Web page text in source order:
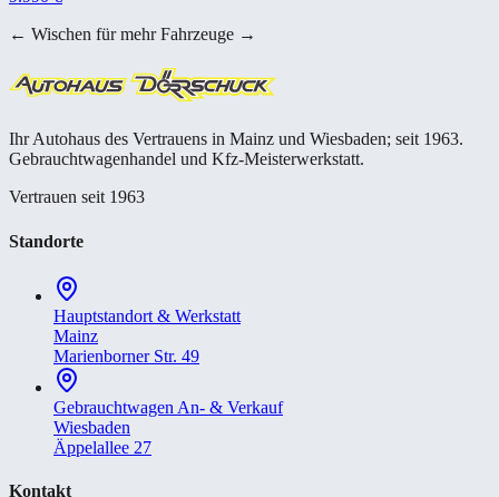
← Wischen für mehr Fahrzeuge →
Ihr Autohaus des Vertrauens in Mainz und Wiesbaden; seit 1963.
Gebrauchtwagenhandel und Kfz-Meisterwerkstatt.
Vertrauen seit 1963
Standorte
Hauptstandort & Werkstatt
Mainz
Marienborner Str. 49
Gebrauchtwagen An- & Verkauf
Wiesbaden
Äppelallee 27
Kontakt